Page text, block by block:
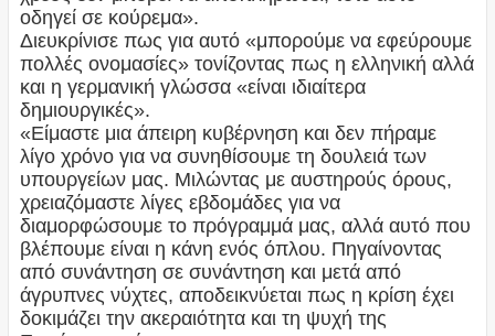
οδηγεί σε κούρεμα».
Διευκρίνισε πως για αυτό «μπορούμε να εφεύρουμε
πολλές ονομασίες» τονίζοντας πως η ελληνική αλλά
και η γερμανική γλώσσα «είναι ιδιαίτερα
δημιουργικές».
«Είμαστε μια άπειρη κυβέρνηση και δεν πήραμε
λίγο χρόνο για να συνηθίσουμε τη δουλειά των
υπουργείων μας. Μιλώντας με αυστηρούς όρους,
χρειαζόμαστε λίγες εβδομάδες για να
διαμορφώσουμε το πρόγραμμά μας, αλλά αυτό που
βλέπουμε είναι η κάνη ενός όπλου. Πηγαίνοντας
από συνάντηση σε συνάντηση και μετά από
άγρυπνες νύχτες, αποδεικνύεται πως η κρίση έχει
δοκιμάζει την ακεραιότητα και τη ψυχή της